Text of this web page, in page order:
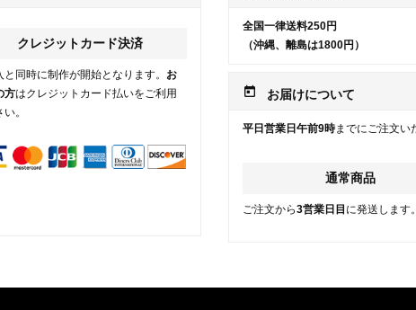
クレジットカード決済
と同時に制作が開始となります。 お
方はクレジットカード払いをご利用
。
全国一律送料250円
（沖縄、離島は1800円）
today お届けについて
平日営業日午前9時までにご注文い
通常商品
ご注文から3営業日目 に発送します。